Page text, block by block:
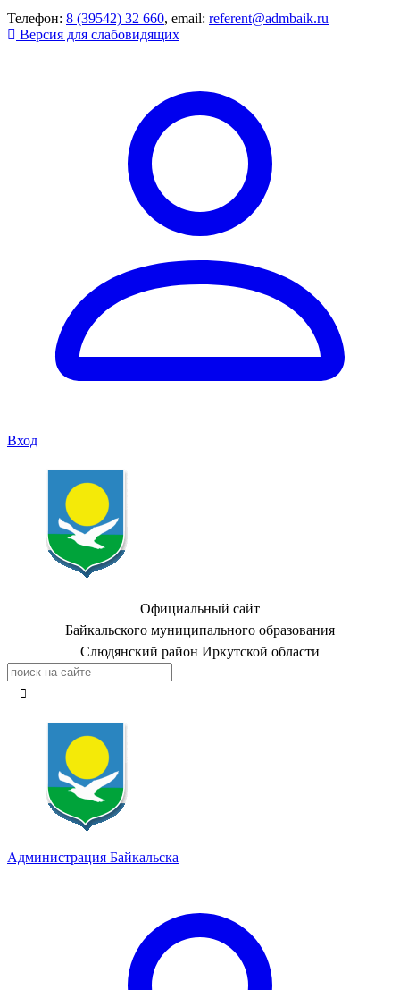
Телефон: 8 (39542) 32 660, email: referent@admbaik.ru
Версия для слабовидящих
Вход
Официальный сайт
Байкальского муниципального образования
Слюдянский район Иркутской области
Администрация Байкальска